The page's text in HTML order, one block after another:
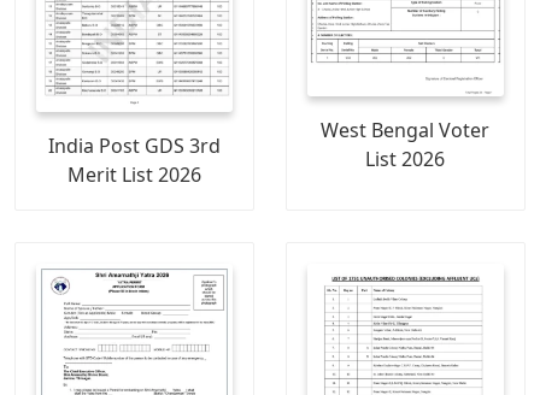
India Post GDS 3rd
Merit List 2026
West Bengal Voter
List 2026